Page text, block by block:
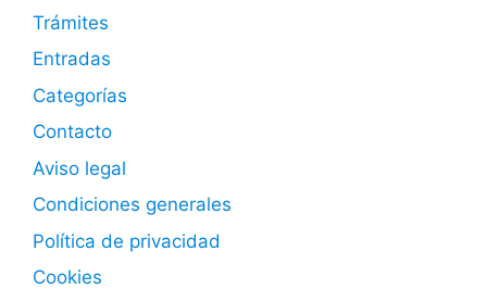
Trámites
Entradas
Categorías
Contacto
Aviso legal
Condiciones generales
Política de privacidad
Cookies